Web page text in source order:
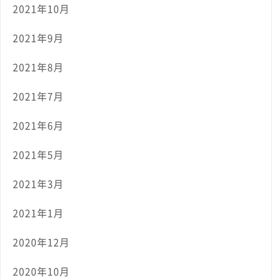
2021年10月
2021年9月
2021年8月
2021年7月
2021年6月
2021年5月
2021年3月
2021年1月
2020年12月
2020年10月